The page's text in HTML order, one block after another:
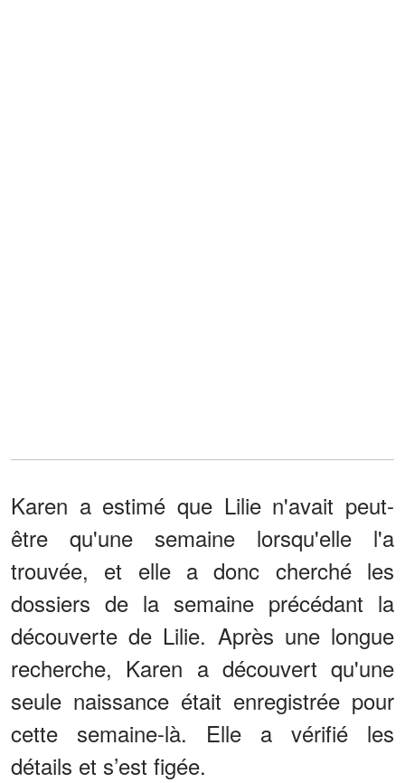
Karen a estimé que Lilie n'avait peut-
être qu'une semaine lorsqu'elle l'a
trouvée, et elle a donc cherché les
dossiers de la semaine précédant la
découverte de Lilie. Après une longue
recherche, Karen a découvert qu'une
seule naissance était enregistrée pour
cette semaine-là. Elle a vérifié les
détails et s’est figée.